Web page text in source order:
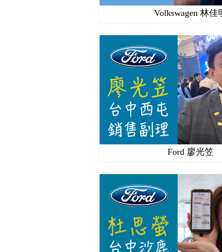
Volkswagen 林佳
Ford 廖光笠